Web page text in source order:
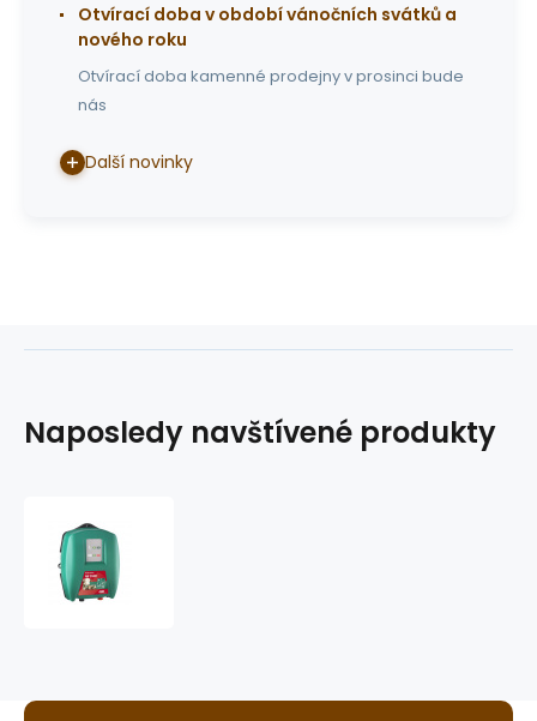
Otvírací doba v období vánočních svátků a
nového roku
Otvírací doba kamenné prodejny v prosinci bude
nás
Další novinky
Naposledy navštívené produkty